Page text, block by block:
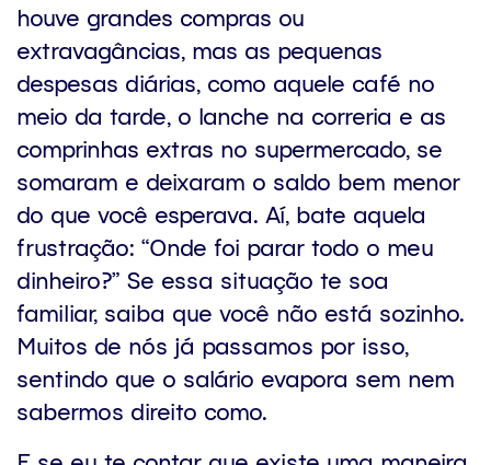
houve grandes compras ou
extravagâncias, mas as pequenas
despesas diárias, como aquele café no
meio da tarde, o lanche na correria e as
comprinhas extras no supermercado, se
somaram e deixaram o saldo bem menor
do que você esperava. Aí, bate aquela
frustração: “Onde foi parar todo o meu
dinheiro?” Se essa situação te soa
familiar, saiba que você não está sozinho.
Muitos de nós já passamos por isso,
sentindo que o salário evapora sem nem
sabermos direito como.